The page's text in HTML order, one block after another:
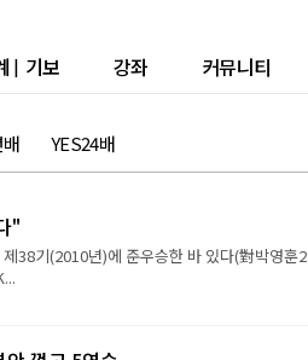
| 기보 강좌 커뮤니티
YES24배
"
38기(2010년)에 준우승한 바 있다(對박영훈2